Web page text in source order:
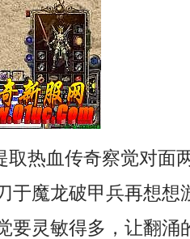
热血传奇察觉对面
于魔龙破甲兵再想想
要灵敏得多，让翻涌